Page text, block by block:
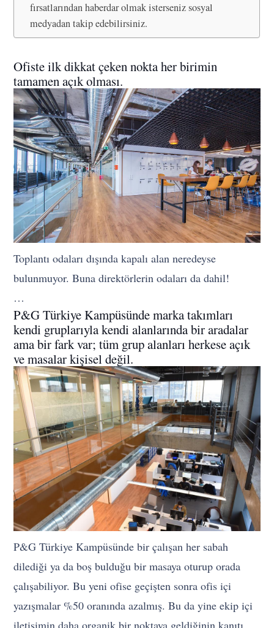
fırsatlarından haberdar olmak isterseniz sosyal
medyadan takip edebilirsiniz.
Ofiste ilk dikkat çeken nokta her birimin
tamamen açık olması.
Toplantı odaları dışında kapalı alan neredeyse
bulunmuyor. Buna direktörlerin odaları da dahil!
…
P&G Türkiye Kampüsünde marka takımları
kendi gruplarıyla kendi alanlarında bir aradalar
ama bir fark var; tüm grup alanları herkese açık
ve masalar kişisel değil.
P&G Türkiye Kampüsünde bir çalışan her sabah
dilediği ya da boş bulduğu bir masaya oturup orada
çalışabiliyor. Bu yeni ofise geçişten sonra ofis içi
yazışmalar %50 oranında azalmış. Bu da yine ekip içi
iletişimin daha organik bir noktaya geldiğinin kanıtı.